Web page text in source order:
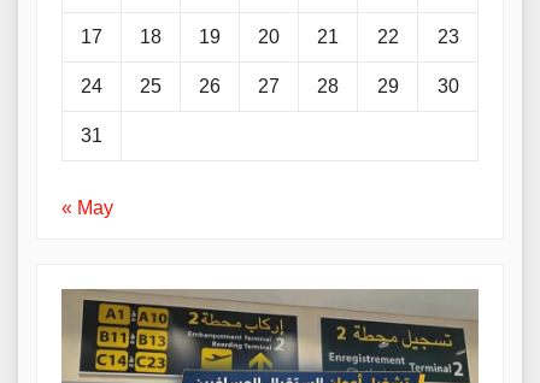
17 18 19 20 21 22 23
24 25 26 27 28 29 30
31
« May